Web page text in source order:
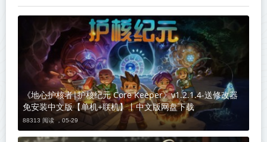
《地心护核者|护核纪元 Core Keeper》v1.2.1.4-送修改器
免安装中文版【单机+联机】丨中文版网盘下载
88313 阅读 ，05-29